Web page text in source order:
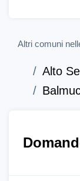
Altri comuni
Alto